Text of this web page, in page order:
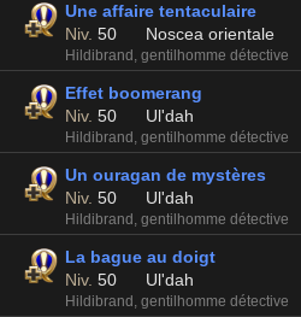
Une affaire tentaculaire
Niv. 50 Noscea orientale
Hildibrand, gentilhomme détective
Effet boomerang
Niv. 50 Ul'dah
Hildibrand, gentilhomme détective
Un ouragan de mystères
Niv. 50 Ul'dah
Hildibrand, gentilhomme détective
La bague au doigt
Niv. 50 Ul'dah
Hildibrand, gentilhomme détective